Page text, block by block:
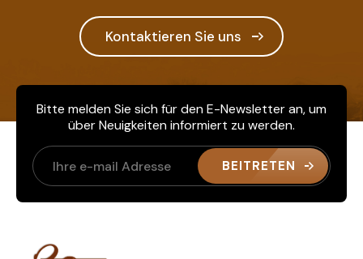
Kontaktieren Sie uns
Bitte melden Sie sich für den E-Newsletter an, um
über Neuigkeiten informiert zu werden.
BEITRETEN